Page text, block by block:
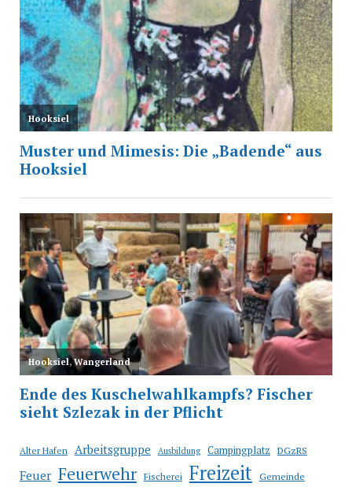
Alter Hafen Arbeitsgruppe Ausbildung Campingplatz DGzRS
Feuer Feuerwehr Fischerei Freizeit Gemeinde